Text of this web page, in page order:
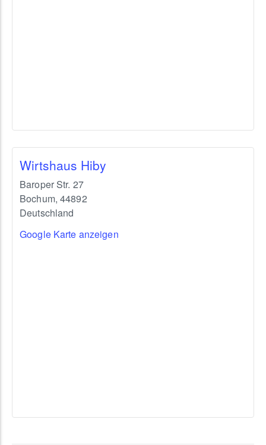
Wirtshaus Hiby
Baroper Str. 27
Bochum, 44892
Deutschland
Google Karte anzeigen